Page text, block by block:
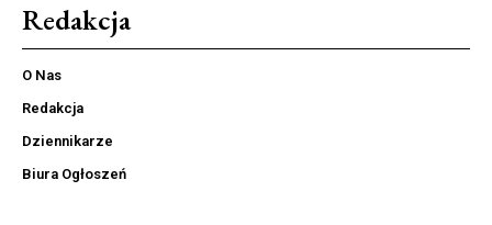
Redakcja
O Nas
Redakcja
Dziennikarze
Biura Ogłoszeń